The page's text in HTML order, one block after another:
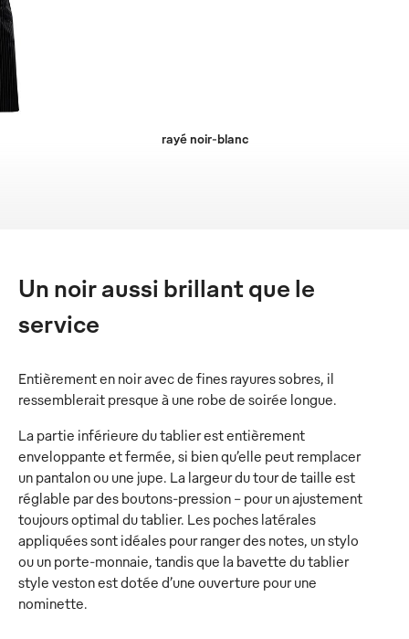
rayé noir-blanc
Un noir aussi brillant que le
service
Entièrement en noir avec de fines rayures sobres, il
ressemblerait presque à une robe de soirée longue.
La partie inférieure du tablier est entièrement
enveloppante et fermée, si bien qu’elle peut remplacer
un pantalon ou une jupe. La largeur du tour de taille est
réglable par des boutons-pression – pour un ajustement
toujours optimal du tablier. Les poches latérales
appliquées sont idéales pour ranger des notes, un stylo
ou un porte-monnaie, tandis que la bavette du tablier
style veston est dotée d’une ouverture pour une
nominette.